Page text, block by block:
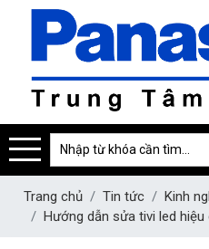
Trang chủ Tin tức
Kinh
Hướng dẫn sửa tivi led hiệu